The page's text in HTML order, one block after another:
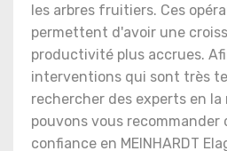
les arbres fruitiers. Ces
permettent d'avoir une
productivité plus accrues.
interventions qui sont très
rechercher des experts en la
pouvons vous recommander
confiance en MEINHARDT